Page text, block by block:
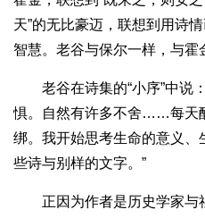
天”的无比豪迈，联想到用诗
智慧。老谷与保尔一样，与霍
老谷在诗集的“小序”中说
惧。自然有许多不舍……每天
绑。我开始思考生命的意义
些诗与别样的文字。”
正因为作者是历史学家与